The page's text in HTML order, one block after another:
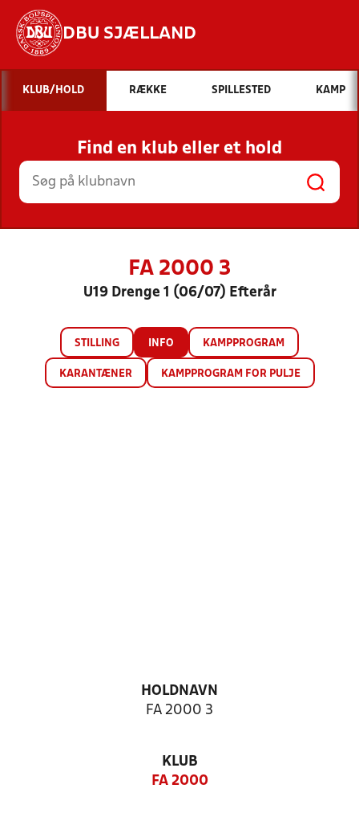
DBU SJÆLLAND
Hvad vil du søge efter?
INDHOLD OG NYHEDER
STILLINGER, RESULTATER, KLUBBER OG
HOLD
KLUB/HOLD RÆKKE SPILLESTED KAMP
Find en klub eller et hold
FA 2000 3
U19 Drenge 1 (06/07) Efterår
STILLING INFO KAMPPROGRAM
KARANTÆNER KAMPPROGRAM FOR PULJE
HOLDNAVN
FA 2000 3
KLUB
FA 2000